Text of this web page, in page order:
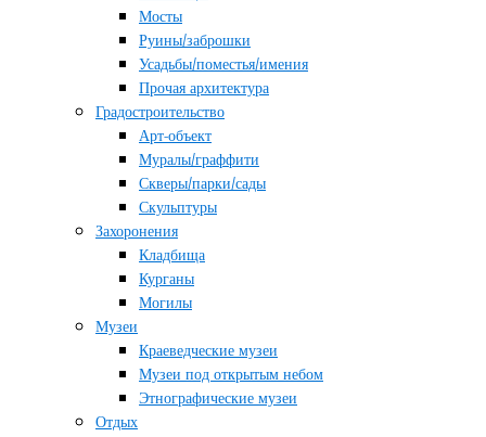
Мосты
Руины/заброшки
Усадьбы/поместья/имения
Прочая архитектура
Градостроительство
Арт-объект
Муралы/граффити
Скверы/парки/сады
Скульптуры
Захоронения
Кладбища
Курганы
Могилы
Музеи
Краеведческие музеи
Музеи под открытым небом
Этнографические музеи
Отдых